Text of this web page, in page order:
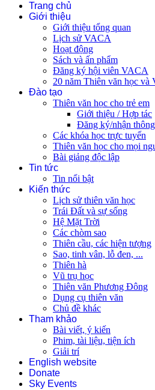
Trang chủ
Giới thiệu
Giới thiệu tổng quan
Lịch sử VACA
Hoạt động
Sách và ấn phẩm
Đăng ký hội viên VACA
20 năm Thiên văn học và
Đào tạo
Thiên văn học cho trẻ em
Giới thiệu / Hợp tác
Đăng ký/nhận
Các khóa học trực tuyến
Thiên văn học cho mọi
Bài giảng độc lập
Tin tức
Tin nổi bật
Kiến thức
Lịch sử thiên văn học
Trái Đất và sự sống
Hệ Mặt Trời
Các chòm sao
Thiên cầu, các hiện tượng
Sao, tinh vân, lỗ đen, ...
Thiên hà
Vũ trụ học
Thiên văn Phương Đông
Dụng cụ thiên văn
Chủ đề khác
Tham khảo
Bài viết, ý kiến
Phim, tài liệu, tiện ích
Giải trí
English website
Donate
Sky Events